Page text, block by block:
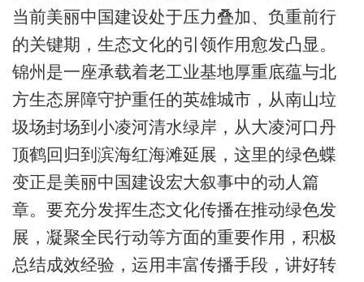
当前美丽中国建设处于压力叠加、负重前行
的关键期，生态文化的引领作用愈发凸显。
锦州是一座承载着老工业基地厚重底蕴与北
方生态屏障守护重任的英雄城市，从南山垃
圾场封场到小凌河清水绿岸，从大凌河口丹
顶鹤回归到滨海红海滩延展，这里的绿色蝶
变正是美丽中国建设宏大叙事中的动人篇
章。要充分发挥生态文化传播在推动绿色发
展，凝聚全民行动等方面的重要作用，积极
总结成效经验，运用丰富传播手段，讲好转